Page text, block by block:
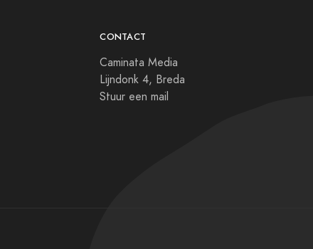
CONTACT
Caminata Media
Lijndonk 4, Breda
Stuur een mail